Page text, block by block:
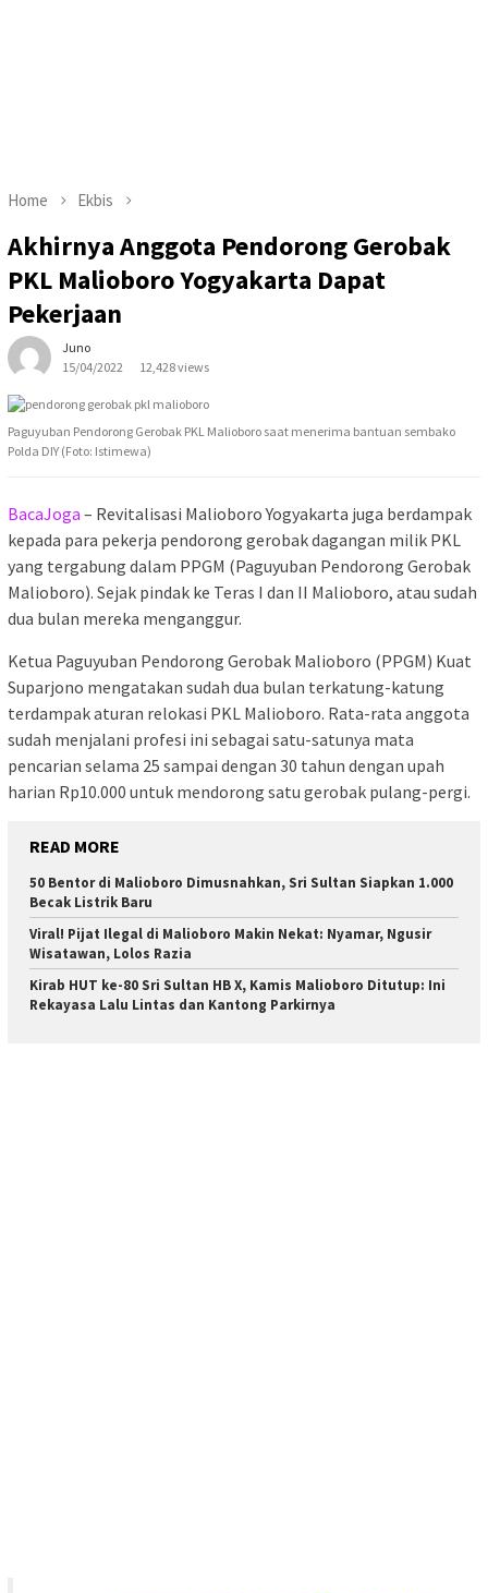
Home Ekbis
Akhirnya Anggota Pendorong Gerobak
PKL Malioboro Yogyakarta Dapat
Pekerjaan
Juno
15/04/2022
12,428 views
Paguyuban Pendorong Gerobak PKL Malioboro saat menerima bantuan sembako
Polda DIY (Foto: Istimewa)
BacaJoga – Revitalisasi Malioboro Yogyakarta juga berdampak
kepada para pekerja pendorong gerobak dagangan milik PKL
yang tergabung dalam PPGM (Paguyuban Pendorong Gerobak
Malioboro). Sejak pindak ke Teras I dan II Malioboro, atau sudah
dua bulan mereka menganggur.
Ketua Paguyuban Pendorong Gerobak Malioboro (PPGM) Kuat
Suparjono mengatakan sudah dua bulan terkatung-katung
terdampak aturan relokasi PKL Malioboro. Rata-rata anggota
sudah menjalani profesi ini sebagai satu-satunya mata
pencarian selama 25 sampai dengan 30 tahun dengan upah
harian Rp10.000 untuk mendorong satu gerobak pulang-pergi.
READ MORE
50 Bentor di Malioboro Dimusnahkan, Sri Sultan Siapkan 1.000
Becak Listrik Baru
Viral! Pijat Ilegal di Malioboro Makin Nekat: Nyamar, Ngusir
Wisatawan, Lolos Razia
Kirab HUT ke-80 Sri Sultan HB X, Kamis Malioboro Ditutup: Ini
Rekayasa Lalu Lintas dan Kantong Parkirnya